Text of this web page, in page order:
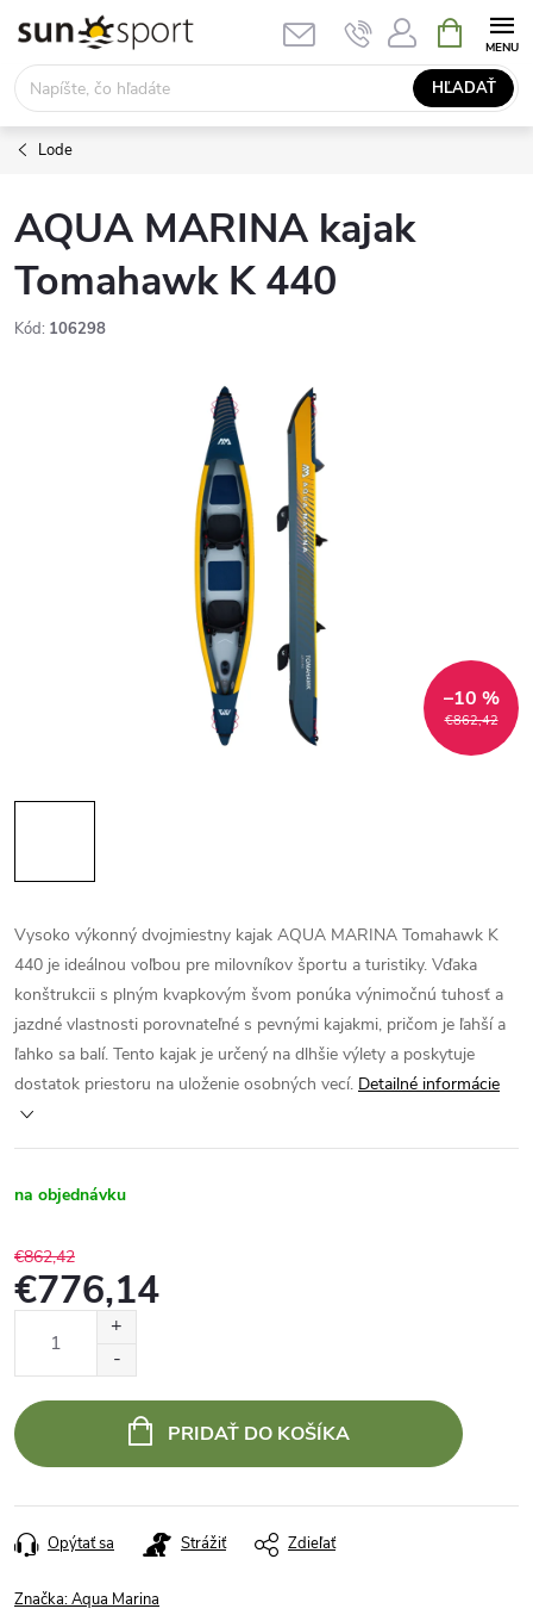
obsah
HĽADAŤ
KOŠÍK
Lode
AQUA MARINA kajak
Tomahawk K 440
Kód: 106298
€862,42
–10 %
Vysoko výkonný dvojmiestny kajak AQUA MARINA Tomahawk K
440 je ideálnou voľbou pre milovníkov športu a turistiky. Vďaka
konštrukcii s plným kvapkovým švom ponúka výnimočnú tuhosť a
jazdné vlastnosti porovnateľné s pevnými kajakmi, pričom je ľahší a
ľahko sa balí. Tento kajak je určený na dlhšie výlety a poskytuje
dostatok priestoru na uloženie osobných vecí. Detailné informácie
na objednávku
€862,42
€776,14
PRIDAŤ DO KOŠÍKA
Opýtať sa Strážiť Zdieľať
Značka:Aqua Marina